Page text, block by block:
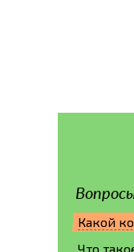
Какой
Что